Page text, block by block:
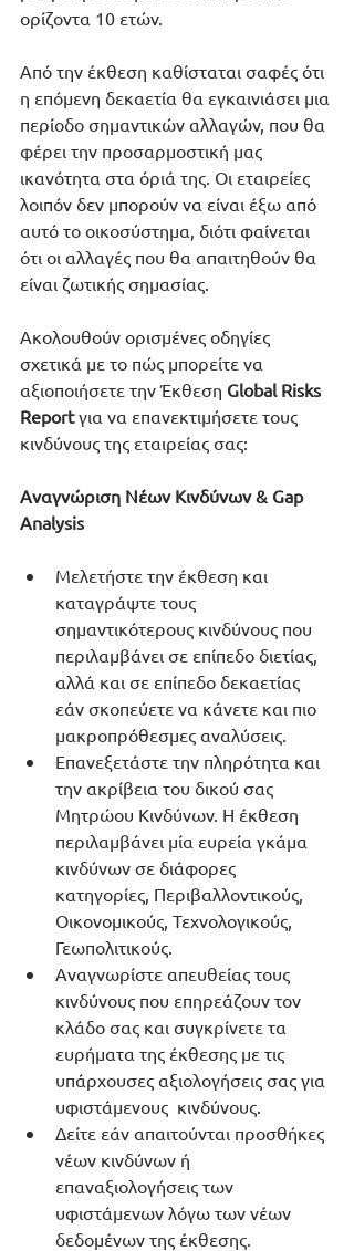
ορίζοντα 10 ετών.
Από την έκθεση καθίσταται σαφές ότι
η επόμενη δεκαετία θα εγκαινιάσει μια
περίοδο σημαντικών αλλαγών, που θα
φέρει την προσαρμοστική μας
ικανότητα στα όριά της. Οι εταιρείες
λοιπόν δεν μπορούν να είναι έξω από
αυτό το οικοσύστημα, διότι φαίνεται
ότι οι αλλαγές που θα απαιτηθούν θα
είναι ζωτικής σημασίας.
Ακολουθούν ορισμένες οδηγίες
σχετικά με το πώς μπορείτε να
αξιοποιήσετε την Έκθεση Global Risks
Report για να επανεκτιμήσετε τους
κινδύνους της εταιρείας σας:
Αναγνώριση Νέων Κινδύνων & Gap
Analysis
Μελετήστε την έκθεση και
καταγράψτε τους
σημαντικότερους κινδύνους που
περιλαμβάνει σε επίπεδο διετίας,
αλλά και σε επίπεδο δεκαετίας
εάν σκοπεύετε να κάνετε και πιο
μακροπρόθεσμες αναλύσεις.
Επανεξετάστε την πληρότητα και
την ακρίβεια του δικού σας
Μητρώου Κινδύνων. Η έκθεση
περιλαμβάνει μία ευρεία γκάμα
κινδύνων σε διάφορες
κατηγορίες, Περιβαλλοντικούς,
Οικονομικούς, Τεχνολογικούς,
Γεωπολιτικούς.
Αναγνωρίστε απευθείας τους
κινδύνους που επηρεάζουν τον
κλάδο σας και συγκρίνετε τα
ευρήματα της έκθεσης με τις
υπάρχουσες αξιολογήσεις σας για
υφιστάμενους  κινδύνους.
Δείτε εάν απαιτούνται προσθήκες
νέων κινδύνων ή
επαναξιολογήσεις των
υφιστάμενων λόγω των νέων
δεδομένων της έκθεσης.